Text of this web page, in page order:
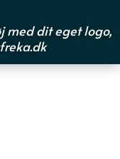
med dit eget logo,